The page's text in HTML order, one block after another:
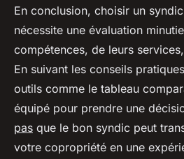
En conclusion, choisir un
nécessite une évaluation
compétences, de leurs
En suivant les conseils
outils comme le tableau
équipé pour prendre une
pas que le bon syndic peut
votre copropriété en une